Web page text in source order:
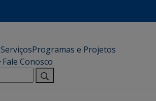
ServiçosProgramas e Projetos
Fale Conosco